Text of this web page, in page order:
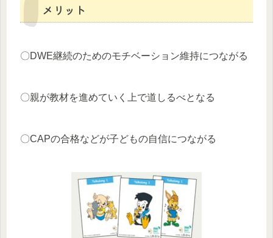
メリット
〇DWE継続のためのモチベーション維持につながる
〇親が教材を進めていく上で道しるべとなる
〇CAPの合格などが子どもの自信につながる